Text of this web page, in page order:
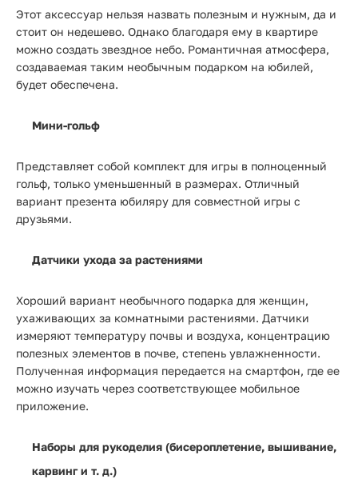
Этот аксессуар нельзя назвать полезным и нужным, да и
стоит он недешево. Однако благодаря ему в квартире
можно создать звездное небо. Романтичная атмосфера,
создаваемая таким необычным подарком на юбилей,
будет обеспечена.
Мини-гольф
Представляет собой комплект для игры в полноценный
гольф, только уменьшенный в размерах. Отличный
вариант презента юбиляру для совместной игры с
друзьями.
Датчики ухода за растениями
Хороший вариант необычного подарка для женщин,
ухаживающих за комнатными растениями. Датчики
измеряют температуру почвы и воздуха, концентрацию
полезных элементов в почве, степень увлажненности.
Полученная информация передается на смартфон, где ее
можно изучать через соответствующее мобильное
приложение.
Наборы для рукоделия (бисероплетение, вышивание,
карвинг и т. д.)